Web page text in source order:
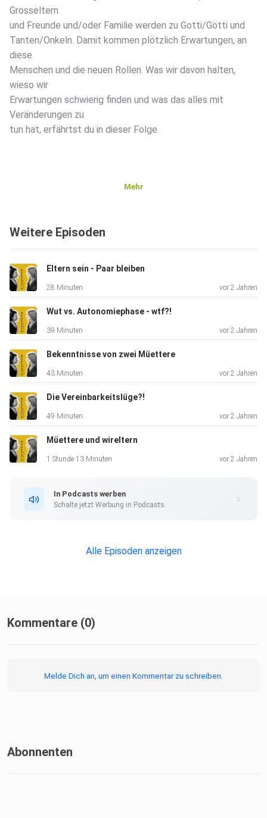
Grosseltern
und Freunde und/oder Familie werden zu Gotti/Götti und
Tanten/Onkeln. Damit kommen plötzlich Erwartungen, an
diese
Menschen und die neuen Rollen. Was wir davon halten,
wieso wir
Erwartungen schwierig finden und was das alles mit
Veränderungen zu
tun hat, erfährtst du in dieser Folge.
Mehr
Weitere Episoden
Eltern sein - Paar bleiben
28 Minuten vor 2 Jahren
Wut vs. Autonomiephase - wtf?!
39 Minuten vor 2 Jahren
Bekenntnisse von zwei Müettere
43 Minuten vor 2 Jahren
Die Vereinbarkeitslüge?!
49 Minuten vor 2 Jahren
Müettere und wireltern
1 Stunde 13 Minuten vor 2 Jahren
In Podcasts werben
Schalte jetzt Werbung in Podcasts.
Alle Episoden anzeigen
Kommentare (0)
Melde Dich an, um einen Kommentar zu schreiben.
Abonnenten